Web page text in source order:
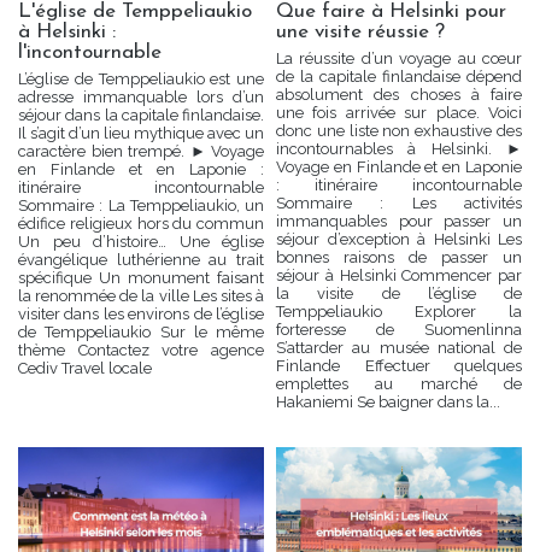
L'église de Temppeliaukio
à Helsinki :
l'incontournable
L’église de Temppeliaukio est une
adresse immanquable lors d’un
séjour dans la capitale finlandaise.
Il s’agit d’un lieu mythique avec un
caractère bien trempé. ► Voyage
en Finlande et en Laponie :
itinéraire incontournable
Sommaire : La Temppeliaukio, un
édifice religieux hors du commun
Un peu d’histoire… Une église
évangélique luthérienne au trait
spécifique Un monument faisant
la renommée de la ville Les sites à
visiter dans les environs de l’église
de Temppeliaukio Sur le même
thème Contactez votre agence
Cediv Travel locale
Que faire à Helsinki pour
une visite réussie ?
La réussite d’un voyage au cœur
de la capitale finlandaise dépend
absolument des choses à faire
une fois arrivée sur place. Voici
donc une liste non exhaustive des
incontournables à Helsinki. ►
Voyage en Finlande et en Laponie
: itinéraire incontournable
Sommaire : Les activités
immanquables pour passer un
séjour d’exception à Helsinki Les
bonnes raisons de passer un
séjour à Helsinki Commencer par
la visite de l’église de
Temppeliaukio Explorer la
forteresse de Suomenlinna
S’attarder au musée national de
Finlande Effectuer quelques
emplettes au marché de
Hakaniemi Se baigner dans la...